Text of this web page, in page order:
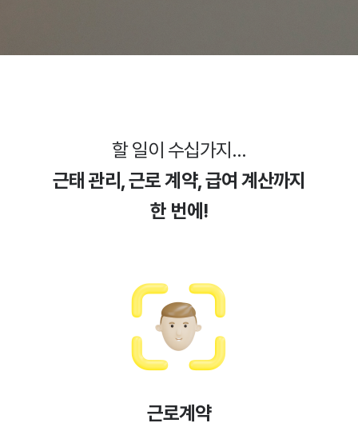
할 일이 수십가지...
근태 관리, 근로 계약, 급여 계산까지
한 번에!
근로계약